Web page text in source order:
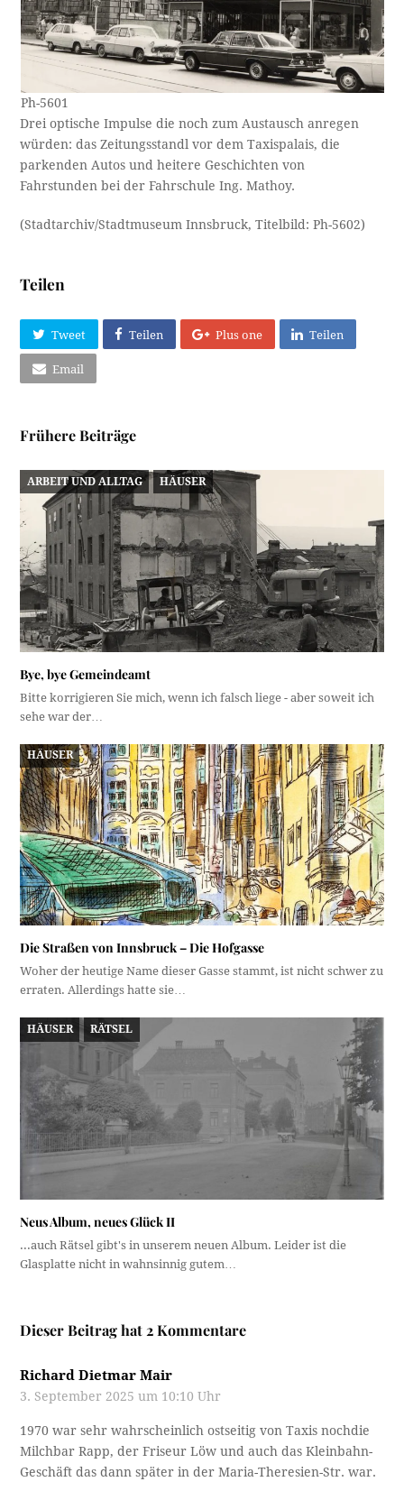
Ph-5601
Drei optische Impulse die noch zum Austausch anregen
würden: das Zeitungsstandl vor dem Taxispalais, die
parkenden Autos und heitere Geschichten von
Fahrstunden bei der Fahrschule Ing. Mathoy.
(Stadtarchiv/Stadtmuseum Innsbruck, Titelbild: Ph-5602)
Teilen
Tweet Teilen Plus one Teilen
Email
Frühere Beiträge
ARBEIT UND ALLTAG HÄUSER
Bye, bye Gemeindeamt
Bitte korrigieren Sie mich, wenn ich falsch liege - aber soweit ich
sehe war der…
HÄUSER
Die Straßen von Innsbruck – Die Hofgasse
Woher der heutige Name dieser Gasse stammt, ist nicht schwer zu
erraten. Allerdings hatte sie…
HÄUSER RÄTSEL
Neus Album, neues Glück II
...auch Rätsel gibt's in unserem neuen Album. Leider ist die
Glasplatte nicht in wahnsinnig gutem…
Dieser Beitrag hat 2 Kommentare
Richard Dietmar Mair
3. September 2025 um 10:10 Uhr
1970 war sehr wahrscheinlich ostseitig von Taxis nochdie
Milchbar Rapp, der Friseur Löw und auch das Kleinbahn-
Geschäft das dann später in der Maria-Theresien-Str. war.